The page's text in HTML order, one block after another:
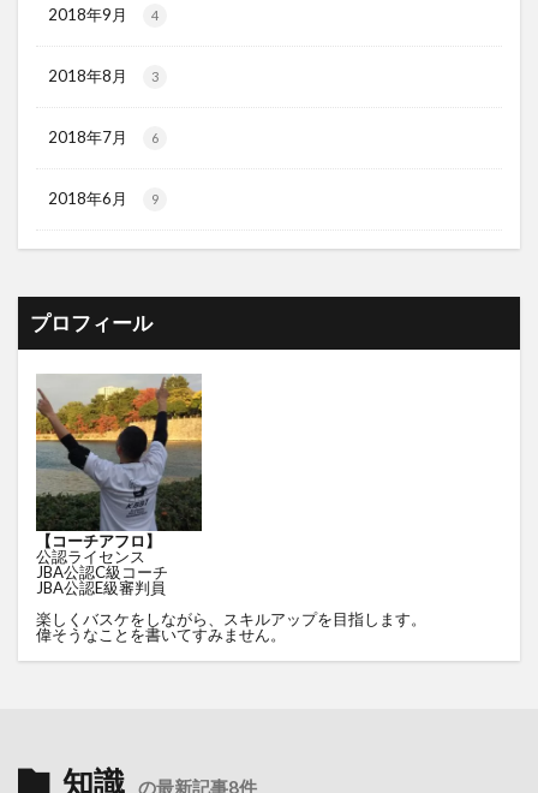
2018年9月 4
2018年8月 3
2018年7月 6
2018年6月 9
プロフィール
【コーチアフロ】
公認ライセンス
JBA公認C級コーチ
JBA公認E級審判員
楽しくバスケをしながら、スキルアップを目指します。
偉そうなことを書いてすみません。
知識 の最新記事8件